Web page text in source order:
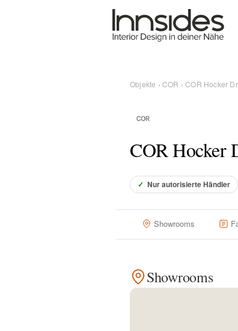
Objekte ›COR › COR Hocker
COR Hocker
✓ Nur autorisierte Händler
Showrooms
Showrooms